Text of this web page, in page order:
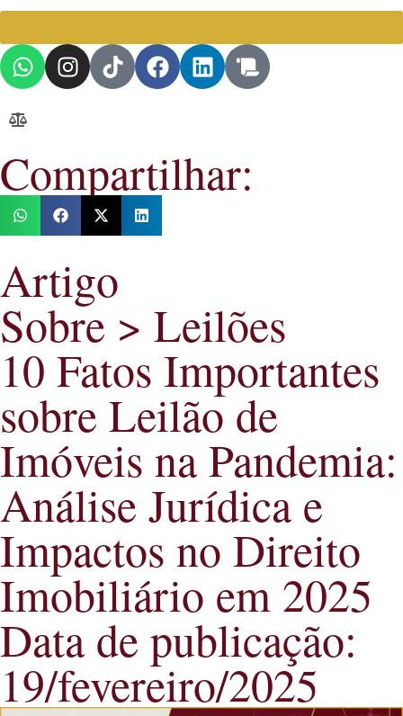
Compartilhar:
Artigo
Sobre > Leilões
10 Fatos Importantes
sobre Leilão de
Imóveis na Pandemia:
Análise Jurídica e
Impactos no Direito
Imobiliário em 2025
Data de publicação:
19/fevereiro/2025